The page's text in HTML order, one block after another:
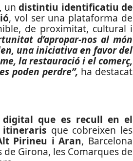
undistintiu identificatiu de
, vol ser una plataforma de
de proximitat, cultural i
d’apropar-nos al món
una iniciativa en favor del
la restauració i el comerç,
poden perdre”, ha destacat
que es recull en el
que cobreixen les
Pirineu i Aran, Barcelona
Girona, les Comarques de